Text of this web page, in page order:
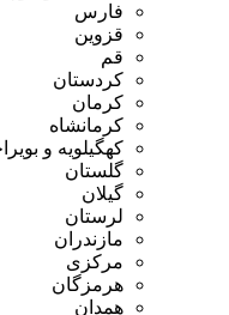
فارس
قزوین
قم
کردستان
کرمان
کرمانشاه
کهگیلویه و بویراحمد
گلستان
گیلان
لرستان
مازندران
مرکزی
هرمزگان
همدان